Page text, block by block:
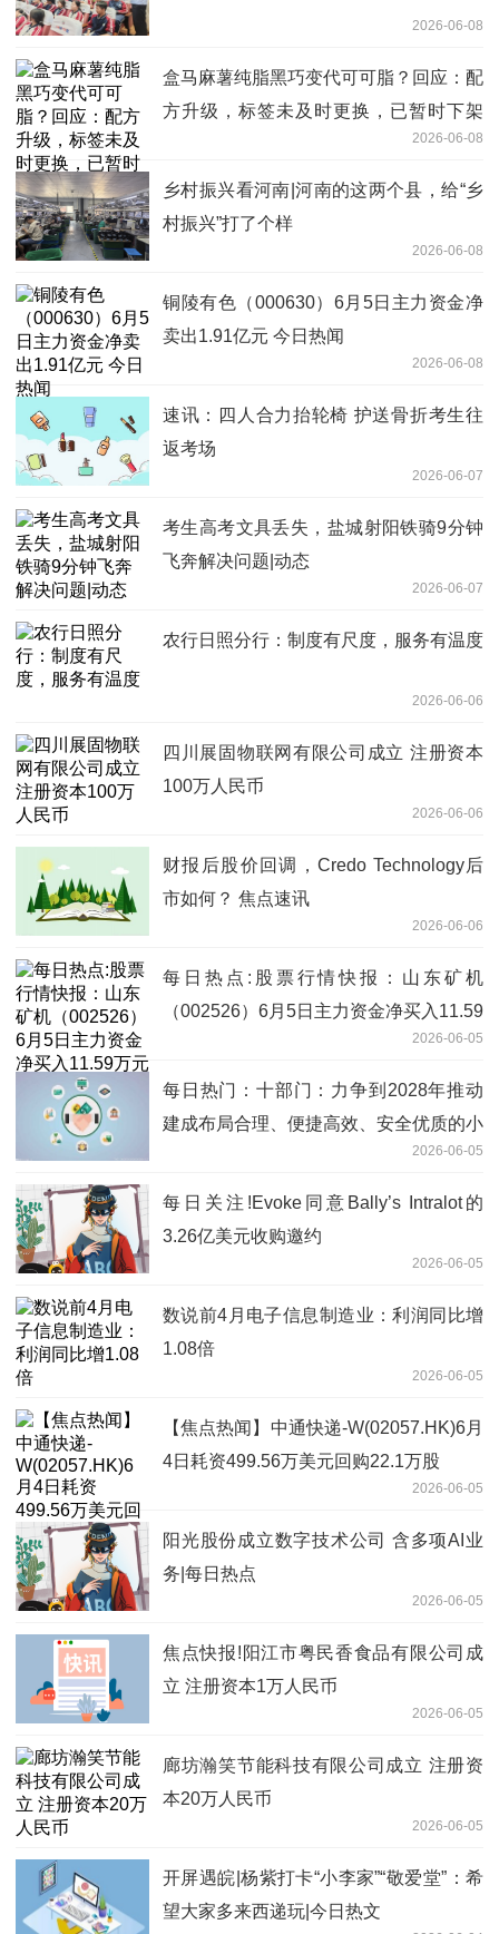
2026-06-08
盒马麻薯纯脂黑巧变代可可脂？回应：配
方升级，标签未及时更换，已暂时下架
2026-06-08
乡村振兴看河南|河南的这两个县，给“乡
村振兴”打了个样
2026-06-08
铜陵有色（000630）6月5日主力资金净
卖出1.91亿元 今日热闻
2026-06-08
速讯：四人合力抬轮椅 护送骨折考生往
返考场
2026-06-07
考生高考文具丢失，盐城射阳铁骑9分钟
飞奔解决问题|动态
2026-06-07
农行日照分行：制度有尺度，服务有温度
2026-06-06
四川展固物联网有限公司成立 注册资本
100万人民币
2026-06-06
财报后股价回调，Credo Technology后
市如何？ 焦点速讯
2026-06-06
每日热点:股票行情快报：山东矿机
（002526）6月5日主力资金净买入11.59
2026-06-05
每日热门：十部门：力争到2028年推动
建成布局合理、便捷高效、安全优质的小
2026-06-05
每日关注!Evoke同意Bally’s Intralot的
3.26亿美元收购邀约
2026-06-05
数说前4月电子信息制造业：利润同比增
1.08倍
2026-06-05
【焦点热闻】中通快递-W(02057.HK)6月
4日耗资499.56万美元回购22.1万股
2026-06-05
阳光股份成立数字技术公司 含多项AI业
务|每日热点
2026-06-05
焦点快报!阳江市粤民香食品有限公司成
立 注册资本1万人民币
2026-06-05
廊坊瀚笑节能科技有限公司成立 注册资
本20万人民币
2026-06-05
开屏遇皖|杨紫打卡“小李家”“敬爱堂”：希
望大家多来西递玩|今日热文